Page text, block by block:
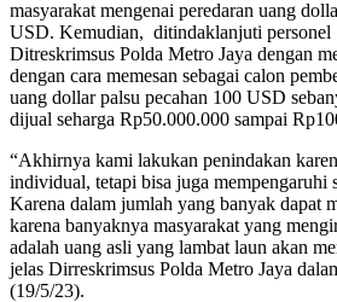
masyarakat mengenai peredaran uang
USD. Kemudian, ditindaklanjuti personel
Ditreskrimsus Polda Metro Jaya dengan
dengan cara memesan sebagai calon
uang dollar palsu pecahan 100 USD
dijual seharga Rp50.000.000 sampai
“Akhirnya kami lakukan penindakan
individual, tetapi bisa juga mempengaruhi
Karena dalam jumlah yang banyak dapat
karena banyaknya masyarakat yang
adalah uang asli yang lambat laun akan
jelas Dirreskrimsus Polda Metro Jaya
(19/5/23).